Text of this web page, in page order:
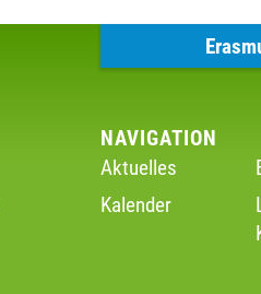
NAVIGATION
Aktuelles
Kalender